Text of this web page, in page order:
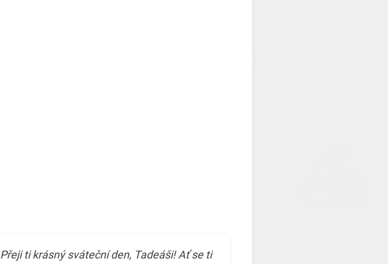
Přeji ti krásný sváteční den, Tadeáši! Ať se ti